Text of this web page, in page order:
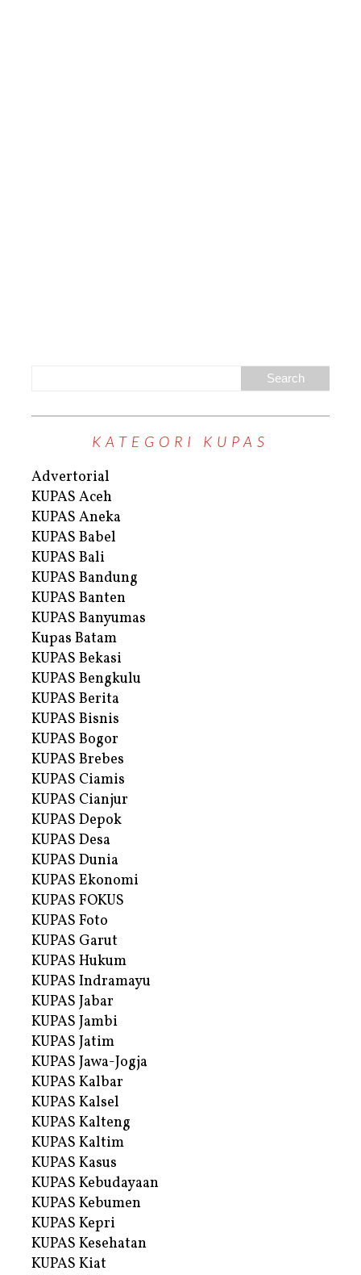
KATEGORI KUPAS
Advertorial
KUPAS Aceh
KUPAS Aneka
KUPAS Babel
KUPAS Bali
KUPAS Bandung
KUPAS Banten
KUPAS Banyumas
Kupas Batam
KUPAS Bekasi
KUPAS Bengkulu
KUPAS Berita
KUPAS Bisnis
KUPAS Bogor
KUPAS Brebes
KUPAS Ciamis
KUPAS Cianjur
KUPAS Depok
KUPAS Desa
KUPAS Dunia
KUPAS Ekonomi
KUPAS FOKUS
KUPAS Foto
KUPAS Garut
KUPAS Hukum
KUPAS Indramayu
KUPAS Jabar
KUPAS Jambi
KUPAS Jatim
KUPAS Jawa-Jogja
KUPAS Kalbar
KUPAS Kalsel
KUPAS Kalteng
KUPAS Kaltim
KUPAS Kasus
KUPAS Kebudayaan
KUPAS Kebumen
KUPAS Kepri
KUPAS Kesehatan
KUPAS Kiat